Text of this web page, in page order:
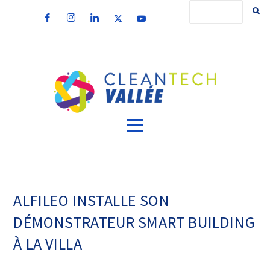
ALFILEO INSTALLE SON
DÉMONSTRATEUR SMART BUILDING
À LA VILLA